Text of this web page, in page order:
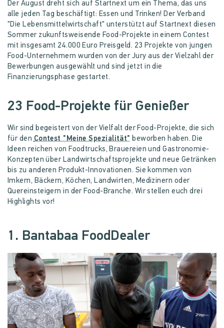
Der August dreht sich auf Startnext um ein Thema, das uns
alle jeden Tag beschäftigt: Essen und Trinken! Der Verband
"Die Lebensmittelwirtschaft" unterstützt auf Startnext diesen
Sommer zukunftsweisende Food-Projekte in einem Contest
mit insgesamt 24.000 Euro Preisgeld. 23 Projekte von jungen
Food-Unternehmern wurden von der Jury aus der Vielzahl der
Bewerbungen ausgewählt und sind jetzt in die
Finanzierungsphase gestartet.
23 Food-Projekte für Genießer
Wir sind begeistert von der Vielfalt der Food-Projekte, die sich
für denContest "Meine Spezialität" beworben haben. Die
Ideen reichen von Foodtrucks, Brauereien und Gastronomie-
Konzepten über Landwirtschaftsprojekte und neue Getränken
bis zu anderen Produkt-Innovationen. Sie kommen von
Imkern, Bäckern, Köchen, Landwirten, Medizinern oder
Quereinsteigern in der Food-Branche. Wir stellen euch drei
Highlights vor!
1. Bantabaa FoodDealer